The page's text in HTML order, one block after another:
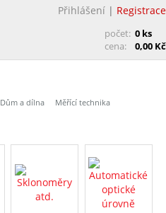
Přihlášení| Registrace
počet: 0 ks
cena:
0,00 Kč
Dům a dílna Měřící technika